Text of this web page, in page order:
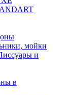
мойки
и
в